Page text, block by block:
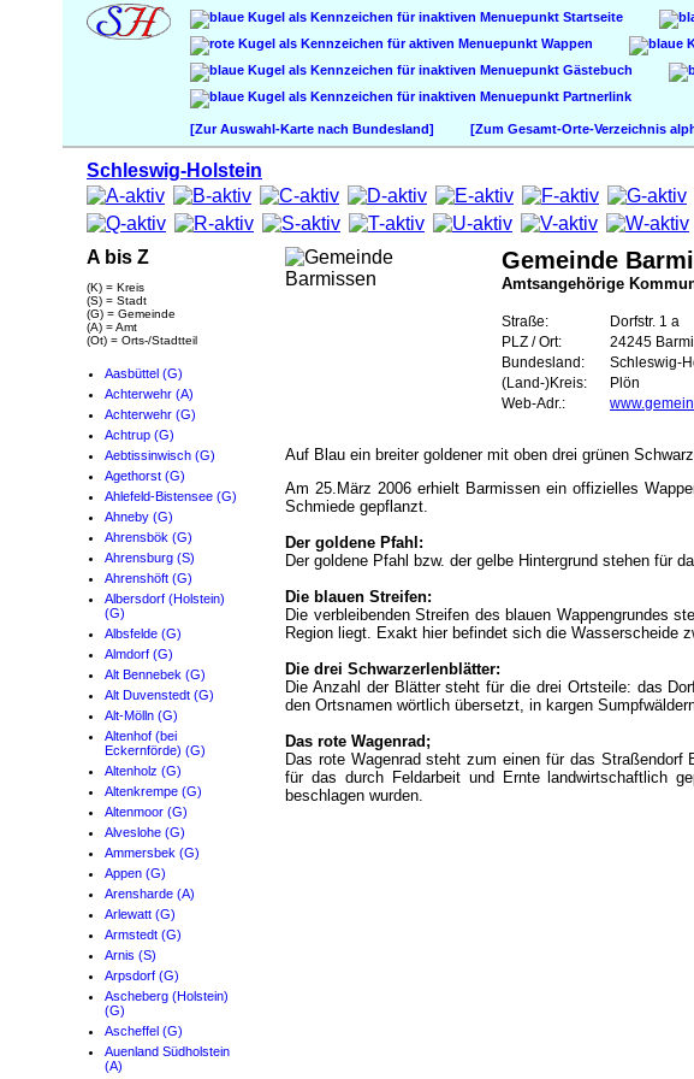
Startseite
Wappen
Gästebuch
Partnerlink
[Zur Auswahl-Karte nach Bundesland] [Zum Gesamt-Orte-Verzeichnis
Schleswig-Holstein
A bis Z
(K) = Kreis
(S) = Stadt
(G) = Gemeinde
(A) = Amt
(Ot) = Orts-/Stadtteil
Aasbüttel (G)
Achterwehr (A)
Achterwehr (G)
Achtrup (G)
Aebtissinwisch (G)
Agethorst (G)
Ahlefeld-Bistensee (G)
Ahneby (G)
Ahrensbök (G)
Ahrensburg (S)
Ahrenshöft (G)
Albersdorf (Holstein)
(G)
Albsfelde (G)
Almdorf (G)
Alt Bennebek (G)
Alt Duvenstedt (G)
Alt-Mölln (G)
Altenhof (bei
Eckernförde) (G)
Altenholz (G)
Altenkrempe (G)
Altenmoor (G)
Alveslohe (G)
Ammersbek (G)
Appen (G)
Arensharde (A)
Arlewatt (G)
Armstedt (G)
Arnis (S)
Arpsdorf (G)
Ascheberg (Holstein)
(G)
Ascheffel (G)
Auenland Südholstein
(A)
Gemeinde
Amtsangehörige
Straße:
Dorfstr. 1 a
PLZ / Ort:
24245
Bundesland:
Schleswig-
(Land-)Kreis:
Plön
Web-Adr.:
Auf Blau ein breiter goldener mit oben drei grünen
Am 25.März 2006 erhielt Barmissen ein offizielles
Schmiede gepflanzt.
Der goldene Pfahl:
Der goldene Pfahl bzw. der gelbe Hintergrund stehen für
Die blauen Streifen:
Die verbleibenden Streifen des blauen Wappengrundes
Region liegt. Exakt hier befindet sich die Wasserscheide
Die drei Schwarzerlenblätter:
Die Anzahl der Blätter steht für die drei Ortsteile: das
den Ortsnamen wörtlich übersetzt, in kargen
Das rote Wagenrad;
Das rote Wagenrad steht zum einen für das
für das durch Feldarbeit und Ernte landwirtschaftlich
beschlagen wurden.